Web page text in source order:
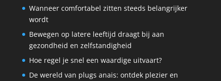
Wanneer comfortabel zitten steeds belangrijker
wordt
Bewegen op latere leeftijd draagt bij aan
gezondheid en zelfstandigheid
Hoe regel je snel een waardige uitvaart?
De wereld van plugs anais: ontdek plezier en